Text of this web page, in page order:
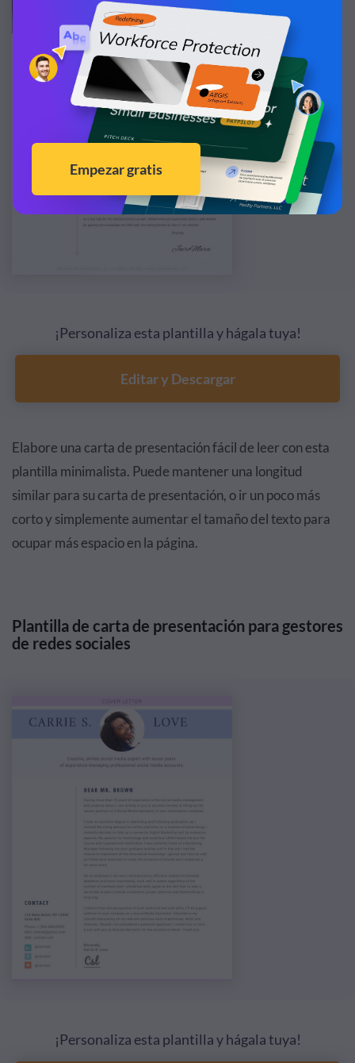
¡Personaliza esta plantilla y hágala tuya!
Editar y Descargar
Elabore una carta de presentación fácil de leer con esta
plantilla minimalista. Puede mantener una longitud
similar para su carta de presentación, o ir un poco más
corto y simplemente aumentar el tamaño del texto para
ocupar más espacio en la página.
Plantilla de carta de presentación para gestores
de redes sociales
¡Personaliza esta plantilla y hágala tuya!